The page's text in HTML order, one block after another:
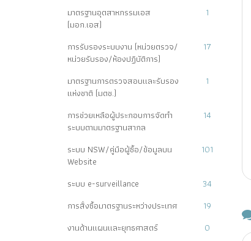
มาตรฐานอุตสาหกรรมเอส
(มอก.เอส)
1
การรับรองระบบงาน (หน่วยตรวจ/
หน่วยรับรอง/ห้องปฏิบัติการ)
17
มาตรฐานการตรวจสอบและรับรอง
แห่งชาติ (มตช.)
1
การช่วยเหลือผู้ประกอบการจัดทำ
ระบบตามมาตรฐานสากล
14
ระบบ NSW/คู่มือผู้ซื้อ/ข้อมูลบน
Website
101
ระบบ e-surveillance
34
การสั่งซื้อมาตรฐานระหว่างประเทศ
19
งานด้านแผนและยุทธศาสตร์
0